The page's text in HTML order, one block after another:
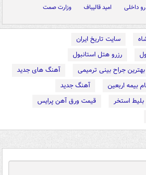
داخلی امید قالیباف وزارت صمت
سایت تاریخ ایران
رزرو هتل استانبول
بهترین جراح بینی ترمیمی
آهنگ های جدید
بیمه اربعین
آهنگ جدید
استخر
قیمت ورق آهن پرایس